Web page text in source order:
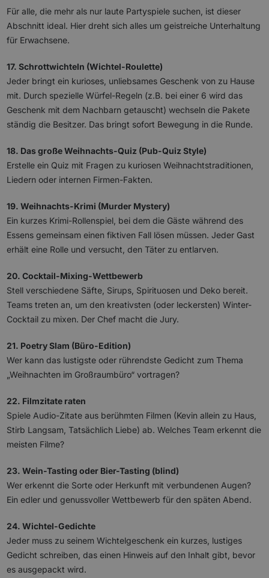
Für alle, die mehr als nur laute Partyspiele suchen, ist dieser
Abschnitt ideal. Hier dreht sich alles um geistreiche Unterhaltung
für Erwachsene.
17. Schrottwichteln (Wichtel-Roulette)
Jeder bringt ein kurioses, unliebsames Geschenk von zu Hause
mit. Durch spezielle Würfel-Regeln (z.B. bei einer 6 wird das
Geschenk mit dem Nachbarn getauscht) wechseln die Pakete
ständig die Besitzer. Das bringt sofort Bewegung in die Runde.
18. Das große Weihnachts-Quiz (Pub-Quiz Style)
Erstelle ein Quiz mit Fragen zu kuriosen Weihnachtstraditionen,
Liedern oder internen Firmen-Fakten.
19. Weihnachts-Krimi (Murder Mystery)
Ein kurzes Krimi-Rollenspiel, bei dem die Gäste während des
Essens gemeinsam einen fiktiven Fall lösen müssen. Jeder Gast
erhält eine Rolle und versucht, den Täter zu entlarven.
20. Cocktail-Mixing-Wettbewerb
Stell verschiedene Säfte, Sirups, Spirituosen und Deko bereit.
Teams treten an, um den kreativsten (oder leckersten) Winter-
Cocktail zu mixen. Der Chef macht die Jury.
21. Poetry Slam (Büro-Edition)
Wer kann das lustigste oder rührendste Gedicht zum Thema
„Weihnachten im Großraumbüro“ vortragen?
22. Filmzitate raten
Spiele Audio-Zitate aus berühmten Filmen (Kevin allein zu Haus,
Stirb Langsam, Tatsächlich Liebe) ab. Welches Team erkennt die
meisten Filme?
23. Wein-Tasting oder Bier-Tasting (blind)
Wer erkennt die Sorte oder Herkunft mit verbundenen Augen?
Ein edler und genussvoller Wettbewerb für den späten Abend.
24. Wichtel-Gedichte
Jeder muss zu seinem Wichtelgeschenk ein kurzes, lustiges
Gedicht schreiben, das einen Hinweis auf den Inhalt gibt, bevor
es ausgepackt wird.